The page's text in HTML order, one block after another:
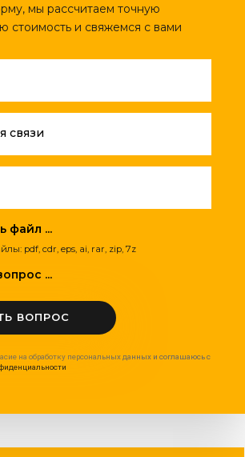
мы рассчитаем точную
стоимость и свяжемся с вами
связи
файл ...
pdf, cdr, eps, ai, rar, zip, 7z
...
ВОПРОС
на обработку персональных данных и соглашаюсь с